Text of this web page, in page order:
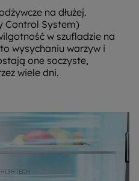
na dłużej.
Control System)
w szufladzie na
wysychaniu warzyw i
one soczyste,
wiele dni.